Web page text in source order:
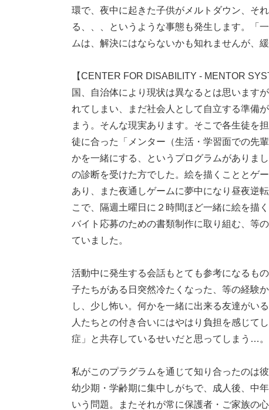
環で、夜中に起きた子供がメルトダウン、そ
る、、、というような事態も発生します。「
ムは、解決にはならないかも知れませんが、
【CENTER FOR DISABILITY - MENTOR
国、自治体により現状は異なるとは思います
れてしまい、まだ社会人として自立する準備
まう。そんな現実あります。そこで各生徒を
徒に合った「メンター（生活・学習面での先
かを一緒にする、というプログラムがありま
の診断を受けた方でした。絵を描くこととゲ
あり、また夜通しゲームに夢中になり昼夜逆
こで、隔週土曜日に２時間ほど一緒に絵を描
バイト応募のための書類制作に取り組む、等
ていました。
活動中に発生する会話もとても参考になるも
子たちがある日突然冷たくなった、等の経験
し、少し怖い。何かを一緒に出来る友達がい
人たちとの付き合いにはやはり負担を感じて
症」と共存しているせいだと思ってしまう…。
私がこのプラグラムを通じて知り合ったのは
幼少期・学齢期に集中しがちで、成人後、中
いう問題。またそれが常に保護者・ご家族の